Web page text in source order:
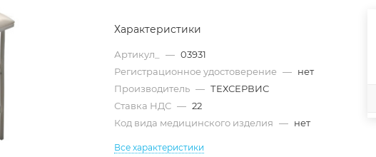
Характеристики
Артикул_ — 03931
Регистрационное удостоверение — нет
Производитель — ТЕХСЕРВИС
Ставка НДС — 22
Код вида медицинского изделия — нет
Все характеристики